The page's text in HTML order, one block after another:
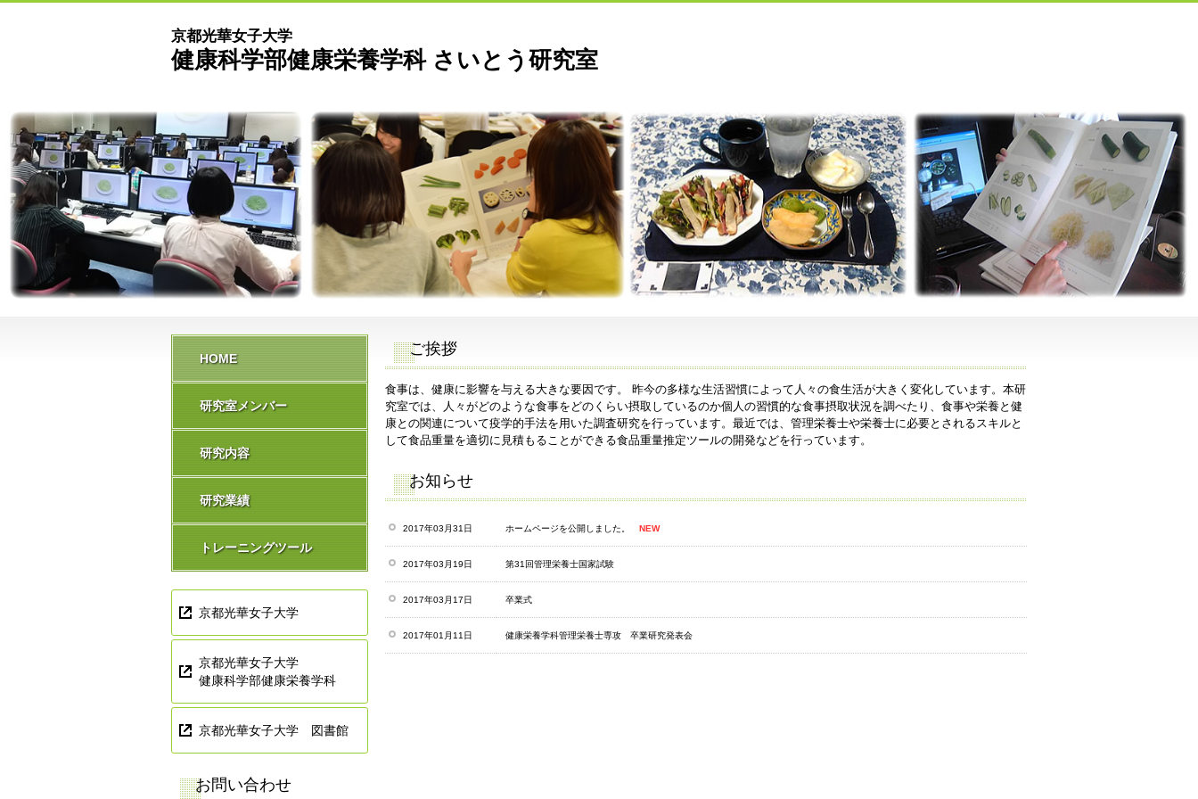
京都光華女子大学
健康科学部健康栄養学科 さいとう研究室
ご挨拶
食事は、健康に影響を与える大きな要因です。 昨今の多様な生活習慣によって人々の食生活が大きく変化しています。本研
究室では、人々がどのような食事をどのくらい摂取しているのか個人の習慣的な食事摂取状況を調べたり、食事や栄養と健
康との関連について疫学的手法を用いた調査研究を行っています。最近では、管理栄養士や栄養士に必要とされるスキルと
して食品重量を適切に見積もることができる食品重量推定ツールの開発などを行っています。
お知らせ
2017年03月31日 ホームページを公開しました。 NEW
2017年03月19日 第31回管理栄養士国家試験
2017年03月17日 卒業式
2017年01月11日 健康栄養学科管理栄養士専攻 卒業研究発表会
HOME
研究室メンバー
研究内容
研究業績
トレーニングツール
京都光華女子大学
京都光華女子大学
健康科学部健康栄養学科
京都光華女子大学 図書館
お問い合わせ